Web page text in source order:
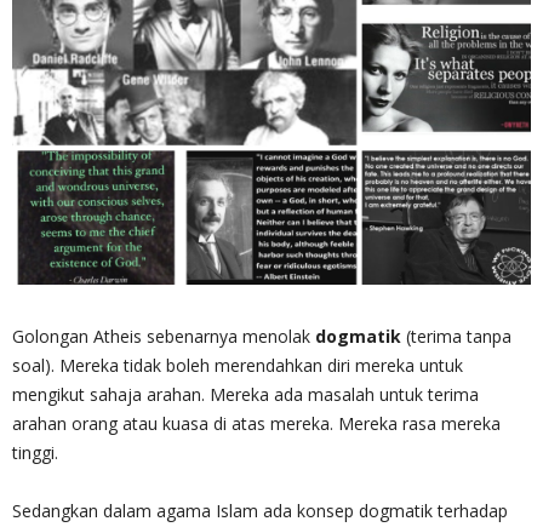
Golongan Atheis sebenarnya menolak dogmatik (terima tanpa
soal). Mereka tidak boleh merendahkan diri mereka untuk
mengikut sahaja arahan. Mereka ada masalah untuk terima
arahan orang atau kuasa di atas mereka. Mereka rasa mereka
tinggi.
Sedangkan dalam agama Islam ada konsep dogmatik terhadap